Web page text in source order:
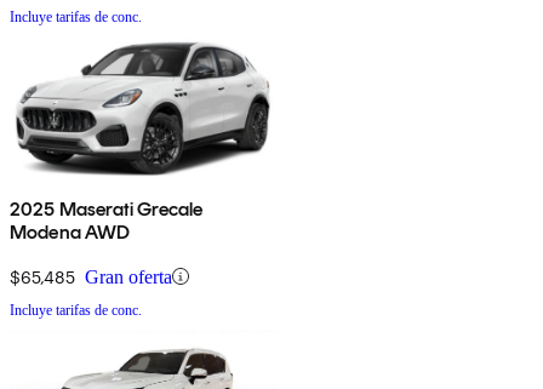
Incluye tarifas de conc.
2025 Maserati Grecale
Modena AWD
$65,485 Gran oferta
Incluye tarifas de conc.